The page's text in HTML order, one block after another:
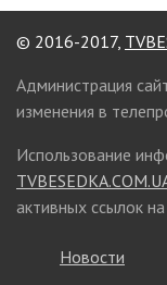
© 2016-2017,
Администрация
изменения в
Использование
активных ссылок
Новости